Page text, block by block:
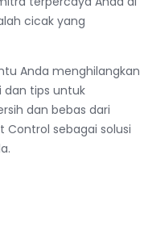
cicak yang
Anda menghilangkan
dan tips untuk
dan bebas dari
Control sebagai solusi